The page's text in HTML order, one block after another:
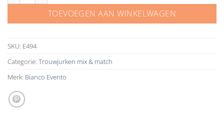
TOEVOEGEN AAN WINKELWAGEN
SKU: E494
Categorie: Trouwjurken mix & match
Merk: Bianco Evento